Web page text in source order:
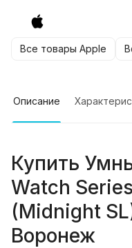
Все товары Apple
Описание
Купить
Watch
(Midnight
Воронеж